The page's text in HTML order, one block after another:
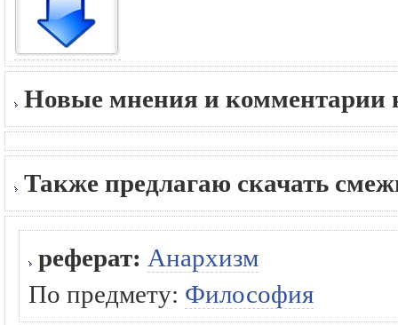
Новые мнения и комментарии
Также предлагаю скачать
реферат: Анархизм
По предмету: Философия